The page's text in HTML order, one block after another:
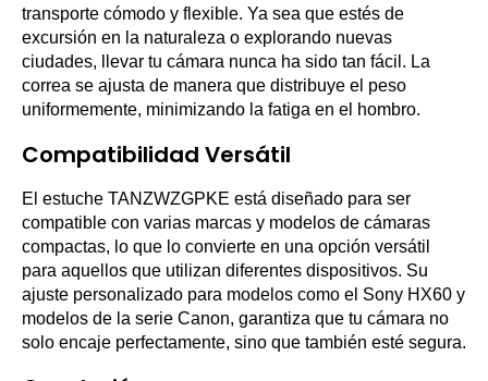
transporte cómodo y flexible. Ya sea que estés de
excursión en la naturaleza o explorando nuevas
ciudades, llevar tu cámara nunca ha sido tan fácil. La
correa se ajusta de manera que distribuye el peso
uniformemente, minimizando la fatiga en el hombro.
Compatibilidad Versátil
El estuche TANZWZGPKE está diseñado para ser
compatible con varias marcas y modelos de cámaras
compactas, lo que lo convierte en una opción versátil
para aquellos que utilizan diferentes dispositivos. Su
ajuste personalizado para modelos como el Sony HX60 y
modelos de la serie Canon, garantiza que tu cámara no
solo encaje perfectamente, sino que también esté segura.